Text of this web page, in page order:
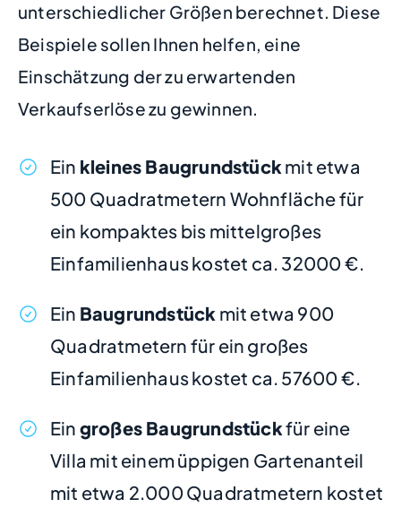
unterschiedlicher Größen berechnet. Diese
Beispiele sollen Ihnen helfen, eine
Einschätzung der zu erwartenden
Verkaufserlöse zu gewinnen.
Ein kleines Baugrundstückmit etwa
500 Quadratmetern Wohnfläche für
ein kompaktes bis mittelgroßes
Einfamilienhaus kostet ca. 32000 €.
Ein Baugrundstück mit etwa 900
Quadratmetern für ein großes
Einfamilienhaus kostet ca. 57600 €.
Ein großes Baugrundstückfür eine
Villa mit einem üppigen Gartenanteil
mit etwa 2.000 Quadratmetern kostet